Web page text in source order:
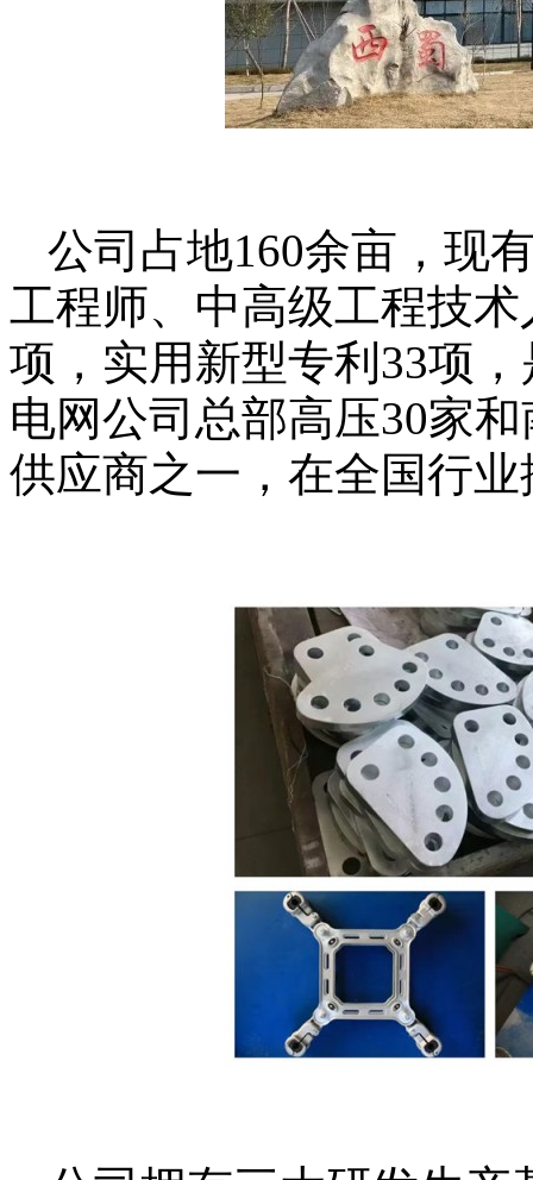
公司占地160余亩，现
工程师、中高级工程技
项，实用新型专利 33项，
电网公司总部高压30家
供应商之一，在全国行